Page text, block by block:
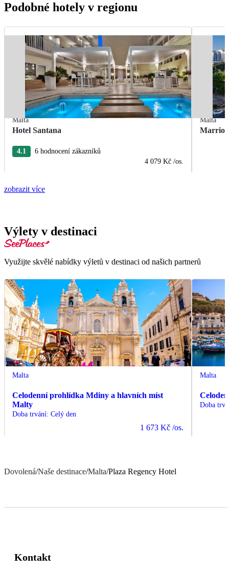
Podobné hotely v regionu
Malta
Hotel Santana
4.1
6 hodnocení zákazníků
4 079 Kč /os.
Malta
zobrazit více
Výlety v destinaci
Využijte skvělé nabídky výletů v destinaci od našich partnerů
Malta
Celodenní prohlídka Mdiny a hlavních míst
Malty
Doba trvání: Celý den
1 673 Kč /os.
Malta
Doba
Dovolená/Naše destinace/Malta/Plaza Regency Hotel
Kontakt